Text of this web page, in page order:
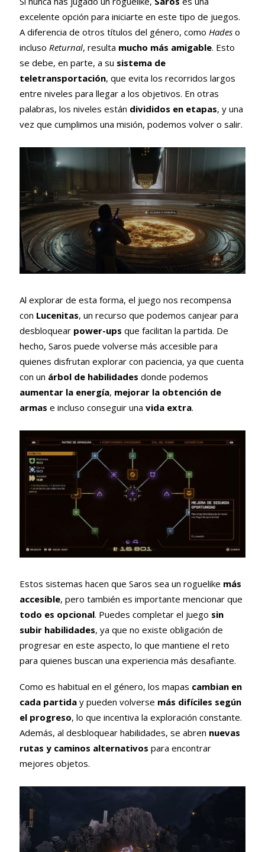
excelente opción para iniciarte en este tipo de juegos.
A diferencia de otros títulos del género, como Hadeso
incluso Returnal, resulta mucho más amigable. Esto
se debe, en parte, a su sistema de
teletransportación, que evita los recorridos largos
entre niveles para llegar a los objetivos. En otras
palabras, los niveles están divididos en etapas, y una
vez que cumplimos una misión, podemos volver o salir.
Al explorar de esta forma, el juego nos recompensa
con Lucenitas, un recurso que podemos canjear para
desbloquear power-ups que facilitan la partida. De
hecho, Saros puede volverse más accesible para
quienes disfrutan explorar con paciencia, ya que cuenta
con un árbol de habilidades donde podemos
aumentar la energía, mejorar la obtención de
armas e incluso conseguir una vida extra.
Estos sistemas hacen que Saros sea un roguelike más
accesible, pero también es importante mencionar que
todo es opcional. Puedes completar el juego sin
subir habilidades, ya que no existe obligación de
progresar en este aspecto, lo que mantiene el reto
para quienes buscan una experiencia más desafiante.
Como es habitual en el género, los mapas cambian en
cada partiday pueden volverse más difíciles según
el progreso, lo que incentiva la exploración constante.
Además, al desbloquear habilidades, se abren nuevas
rutas y caminos alternativos para encontrar
mejores objetos.